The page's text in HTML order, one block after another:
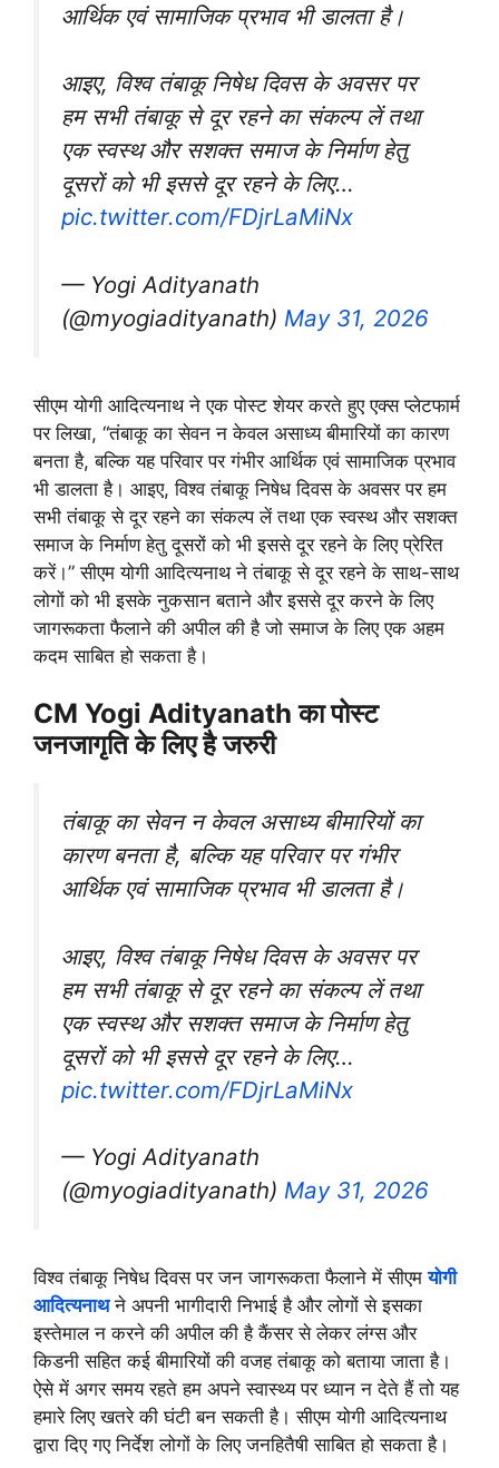
आर्थिक एवं सामाजिक प्रभाव भी डालता है।
आइए, विश्व तंबाकू निषेध दिवस के अवसर पर
हम सभी तंबाकू से दूर रहने का संकल्प लें तथा
एक स्वस्थ और सशक्त समाज के निर्माण हेतु
दूसरों को भी इससे दूर रहने के लिए…
pic.twitter.com/FDjrLaMiNx
— Yogi Adityanath
(@myogiadityanath) May 31, 2026
सीएम योगी आदित्यनाथ ने एक पोस्ट शेयर करते हुए एक्स प्लेटफार्म
पर लिखा, “तंबाकू का सेवन न केवल असाध्य बीमारियों का कारण
बनता है, बल्कि यह परिवार पर गंभीर आर्थिक एवं सामाजिक प्रभाव
भी डालता है। आइए, विश्व तंबाकू निषेध दिवस के अवसर पर हम
सभी तंबाकू से दूर रहने का संकल्प लें तथा एक स्वस्थ और सशक्त
समाज के निर्माण हेतु दूसरों को भी इससे दूर रहने के लिए प्रेरित
करें।” सीएम योगी आदित्यनाथ ने तंबाकू से दूर रहने के साथ-साथ
लोगों को भी इसके नुकसान बताने और इससे दूर करने के लिए
जागरूकता फैलाने की अपील की है जो समाज के लिए एक अहम
कदम साबित हो सकता है।
CM Yogi Adityanath का पोस्ट
जनजागृति के लिए है जरुरी
तंबाकू का सेवन न केवल असाध्य बीमारियों का
कारण बनता है, बल्कि यह परिवार पर गंभीर
आर्थिक एवं सामाजिक प्रभाव भी डालता है।
आइए, विश्व तंबाकू निषेध दिवस के अवसर पर
हम सभी तंबाकू से दूर रहने का संकल्प लें तथा
एक स्वस्थ और सशक्त समाज के निर्माण हेतु
दूसरों को भी इससे दूर रहने के लिए…
pic.twitter.com/FDjrLaMiNx
— Yogi Adityanath
(@myogiadityanath) May 31, 2026
विश्व तंबाकू निषेध दिवस पर जन जागरूकता फैलाने में सीएमयोगी
आदित्यनाथने अपनी भागीदारी निभाई है और लोगों से इसका
इस्तेमाल न करने की अपील की है कैंसर से लेकर लंग्स और
किडनी सहित कई बीमारियों की वजह तंबाकू को बताया जाता है।
ऐसे में अगर समय रहते हम अपने स्वास्थ्य पर ध्यान न देते हैं तो यह
हमारे लिए खतरे की घंटी बन सकती है। सीएम योगी आदित्यनाथ
द्वारा दिए गए निर्देश लोगों के लिए जनहितैषी साबित हो सकता है।